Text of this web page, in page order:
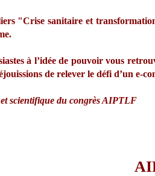
"Crise sanitaire et
à l’idée de pouvoir vous
de relever le défi d’un e-
scientifique du congrès AIPTLF